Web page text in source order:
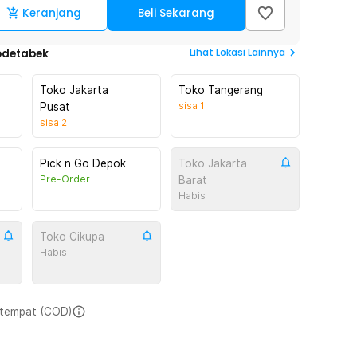
Keranjang Beli Sekarang
Lihat Lokasi Lainnya
Toko Jakarta
Pusat
sisa 2
Toko Tangerang
sisa 1
Pick n Go Depok
Pre-Order
Toko Jakarta
Barat
Habis
Toko Cikupa
Habis
(COD)